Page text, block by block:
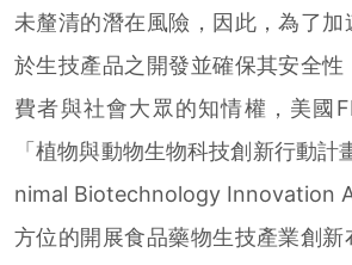
未釐清的潛在風險，因此，為了加
於生技產品之開發並確保其安全性
費者與社會大眾的知情權，美國
「植物與動物生物科技創新行動
nimal Biotechnology Innovation
方位的開展食品藥物生技產業創新